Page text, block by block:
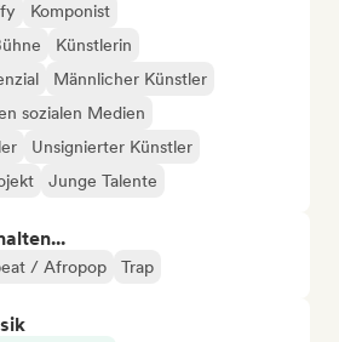
Komponist
Künstlerin
Männlicher Künstler
sozialen Medien
Unsignierter Künstler
Junge Talente
/ Afropop Trap